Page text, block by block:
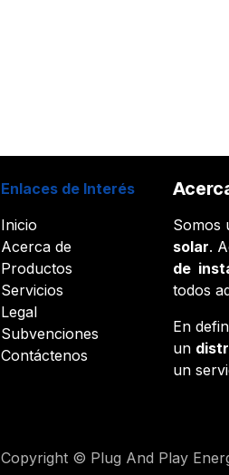
Enlaces de Interés
Inicio
Acerca de
Productos
Servicios
Legal
Subvenciones
Contáctenos
Somos
solar.
de
todos
En
un
un
Copyright © Plug And Play